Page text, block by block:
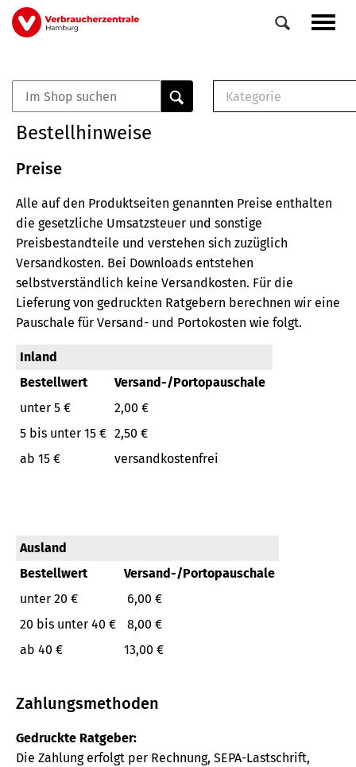
Direkt
zum
Veranstaltungen
0
Elemente
Kategorie
Broschüre
Buch
Bestellhinweise
Preise
Alle auf den Produktseiten genannten Preise enthalten
die gesetzliche Umsatzsteuer und sonstige
Preisbestandteile und verstehen sich zuzüglich
Versandkosten. Bei Downloads entstehen
selbstverständlich keine Versandkosten. Für die
Lieferung von gedruckten Ratgebern berechnen wir eine
Pauschale für Versand- und Portokosten wie folgt.
Inland
Bestellwert
Versand-/Portopauschale
unter 5 €
2,00 €
5 bis unter 15 € 2,50 €
ab 15 €
versandkostenfrei
Ausland
Bestellwert
Versand-/Portopauschale
unter 20 €
6,00 €
20 bis unter 40 €
8,00 €
ab 40 €
13,00 €
Zahlungsmethoden
Gedruckte Ratgeber:
Die Zahlung erfolgt per Rechnung, SEPA-Lastschrift,